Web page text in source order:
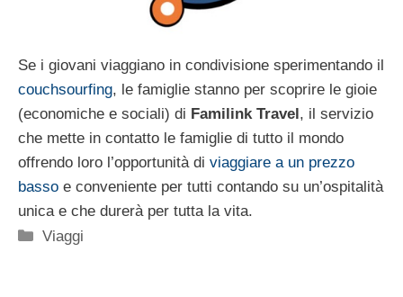
Se i giovani viaggiano in condivisione sperimentando il
couchsourfing, le famiglie stanno per scoprire le gioie
(economiche e sociali) di Familink Travel, il servizio
che mette in contatto le famiglie di tutto il mondo
offrendo loro l’opportunità di viaggiare a un prezzo
basso e conveniente per tutti contando su un’ospitalità
unica e che durerà per tutta la vita.
Categorie
Viaggi